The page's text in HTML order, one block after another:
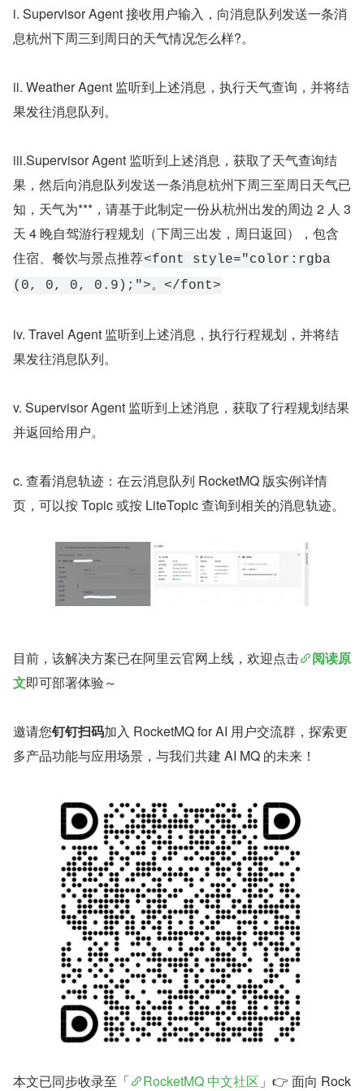
i. Supervisor Agent 接收用户输入，向消息队列发送一条消
息杭州下周三到周日的天气情况怎么样?。
ii. Weather Agent 监听到上述消息，执行天气查询，并将结
果发往消息队列。
iii.Supervisor Agent 监听到上述消息，获取了天气查询结
果，然后向消息队列发送一条消息杭州下周三至周日天气已
知，天气为***，请基于此制定一份从杭州出发的周边 2 人 3
天 4 晚自驾游行程规划（下周三出发，周日返回），包含
住宿、餐饮与景点推荐<font style="color:rgba
(0, 0, 0, 0.9);">。</font>
iv. Travel Agent 监听到上述消息，执行行程规划，并将结
果发往消息队列。
v. Supervisor Agent 监听到上述消息，获取了行程规划结果
并返回给用户。
c. 查看消息轨迹：在云消息队列 RocketMQ 版实例详情
页，可以按 Topic 或按 LiteTopic 查询到相关的消息轨迹。
目前，该解决方案已在阿里云官网上线，欢迎点击
阅读原
文即可部署体验～
邀请您钉钉扫码加入 RocketMQ for AI 用户交流群，探索更
多产品功能与应用场景，与我们共建 AI MQ 的未来！
本文已同步收录至「 RocketMQ 中文社区 」👉 面向 Rock